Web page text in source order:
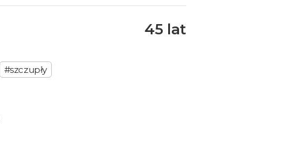
#szczupły
45 lat